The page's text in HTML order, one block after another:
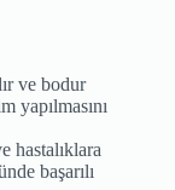
ve bodur
yapılmasını
hastalıklara
başarılı